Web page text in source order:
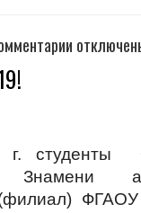
записи
г. студенты
Знамени
(филиал)